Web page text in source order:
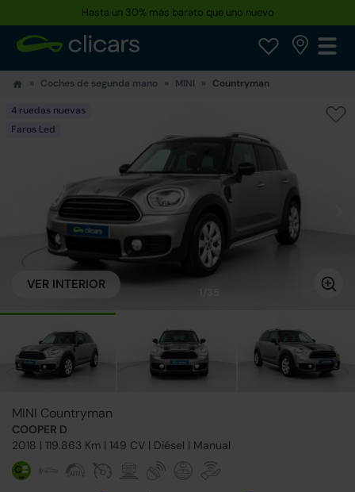
Hasta un 30% más barato que uno nuevo
Coches de segunda mano MINI Countryman
4 ruedas nuevas
Faros Led
VER INTERIOR
MINI Countryman
COOPER D
2018 | 119.863 Km | 149 CV | Diésel | Manual